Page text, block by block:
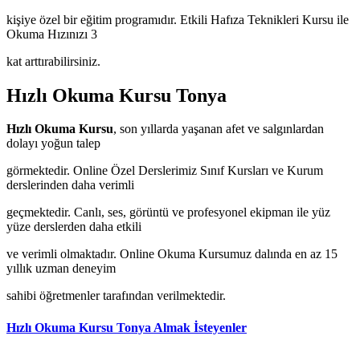
kişiye özel bir eğitim programıdır. Etkili Hafıza Teknikleri Kursu ile
Okuma Hızınızı 3
kat arttırabilirsiniz.
Hızlı Okuma Kursu Tonya
Hızlı Okuma Kursu, son yıllarda yaşanan afet ve salgınlardan
dolayı yoğun talep
görmektedir. Online Özel Derslerimiz Sınıf Kursları ve Kurum
derslerinden daha verimli
geçmektedir. Canlı, ses, görüntü ve profesyonel ekipman ile yüz
yüze derslerden daha etkili
ve verimli olmaktadır. Online Okuma Kursumuz dalında en az 15
yıllık uzman deneyim
sahibi öğretmenler tarafından verilmektedir.
Hızlı Okuma Kursu Tonya Almak İsteyenler